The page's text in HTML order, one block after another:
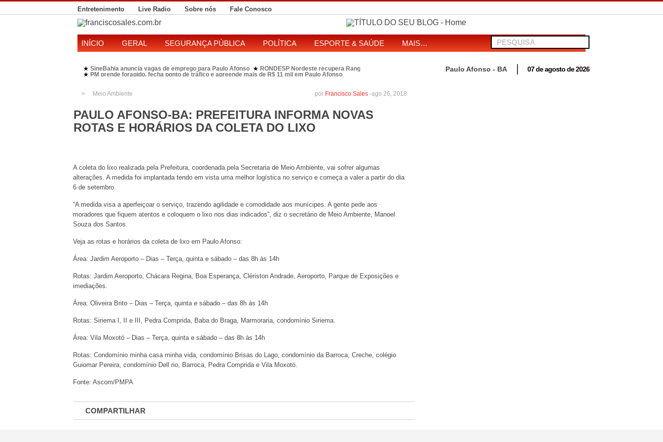
Entretenimento Live Radio Sobre nós Fale Conosco
INÍCIO GERAL SEGURANÇA PÚBLICA POLÍTICA ESPORTE & SAÚDE MAIS…
★ SineBahia anuncia vagas de emprego para Paulo Afonso ★ RONDESP Nordeste recupera Range Rover com restrição por estelionato em Antas
★ PM prende foragido, fecha ponto de tráfico e apreende mais de R$ 11 mil em Paulo Afonso
Paulo Afonso - BA 07 de agosto de 2026
Meio Ambiente ago 26, 2018
por Francisco Sales -
PAULO AFONSO-BA: PREFEITURA INFORMA NOVAS
ROTAS E HORÁRIOS DA COLETA DO LIXO
A coleta do lixo realizada pela Prefeitura, coordenada pela Secretaria de Meio Ambiente, vai sofrer algumas
alterações. A medida foi implantada tendo em vista uma melhor logística no serviço e começa a valer a partir do dia
6 de setembro.
“A medida visa a aperfeiçoar o serviço, trazendo agilidade e comodidade aos munícipes. A gente pede aos
moradores que fiquem atentos e coloquem o lixo nos dias indicados”, diz o secretário de Meio Ambiente, Manoel
Souza dos Santos.
Veja as rotas e horários da coleta de lixo em Paulo Afonso:
Área: Jardim Aeroporto – Dias – Terça, quinta e sábado – das 8h às 14h
Rotas: Jardim Aeroporto, Chácara Regina, Boa Esperança, Clériston Andrade, Aeroporto, Parque de Exposições e
imediações.
Área: Oliveira Brito – Dias – Terça, quinta e sábado – das 8h às 14h
Rotas: Siriema I, II e III, Pedra Comprida, Baba do Braga, Marmoraria, condomínio Siriema.
Área: Vila Moxotó – Dias – Terça, quinta e sábado – das 8h às 14h
Rotas: Condomínio minha casa minha vida, condomínio Brisas do Lago, condomínio da Barroca, Creche, colégio
Guiomar Pereira, condomínio Dell rio, Barroca, Pedra Comprida e Vila Moxotó.
Fonte: Ascom/PMPA
COMPARTILHAR